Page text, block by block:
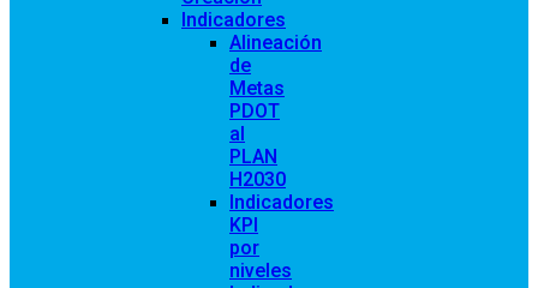
Indicadores
Alineación
de
Metas
PDOT
al
PLAN
H2030
Indicadores
KPI
por
niveles